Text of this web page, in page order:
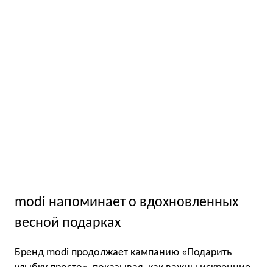
modi напоминает о вдохновленных
весной подарках
Бренд modi продолжает кампанию «Подарить